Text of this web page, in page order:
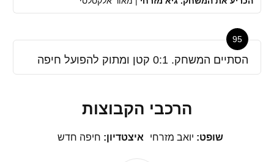
95
הסתיים המשחק. 0:1 קטן ומתוק להפועל חיפה
הרכבי הקבוצות
שופט: יואב מזרחי איצטדיון: חיפה חדש